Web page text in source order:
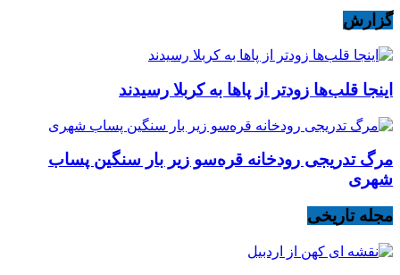
گزارش
اینجا قلب‌ها زودتر از پاها به کربلا رسیدند
مرگ تدریجی رودخانه قره‌سو زیر بار سنگین پساب
شهری
مجله تاریخی